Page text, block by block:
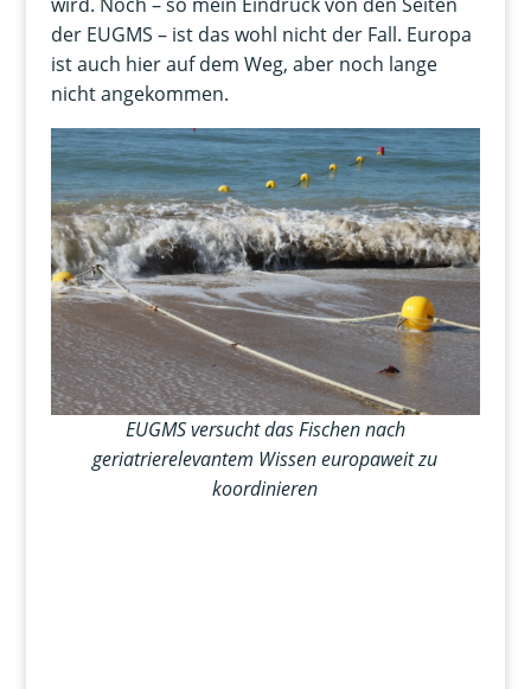
der EUGMS – ist das wohl nicht der Fall. Europa
ist auch hier auf dem Weg, aber noch lange
nicht angekommen.
EUGMS versucht das Fischen nach
geriatrierelevantem Wissen europaweit zu
koordinieren